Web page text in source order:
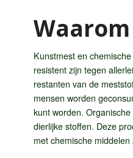
Kunstmest en
resistent zijn tegen
restanten van de
mensen worden
kunt worden.
dierlijke stoffen. Deze
met chemische